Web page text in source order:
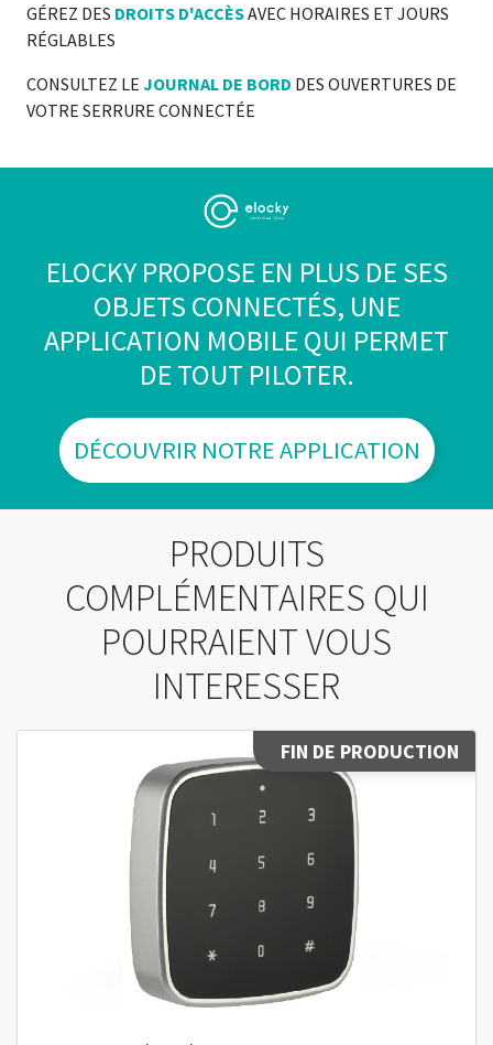
GÉREZ DES DROITS D'ACCÈSAVEC HORAIRES ET JOURS
RÉGLABLES
CONSULTEZ LE JOURNAL DE BORD DES OUVERTURES DE
VOTRE SERRURE CONNECTÉE
ELOCKY PROPOSE EN PLUS DE SES
OBJETS CONNECTÉS, UNE
APPLICATION MOBILE QUI PERMET
DE TOUT PILOTER.
DÉCOUVRIR NOTRE APPLICATION
PRODUITS
COMPLÉMENTAIRES QUI
POURRAIENT VOUS
INTERESSER
FIN DE PRODUCTION